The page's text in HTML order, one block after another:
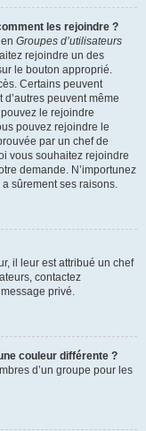
les rejoindre ?
Groupes d’utilisateurs
rejoindre un des
le bouton approprié.
Certains peuvent
peuvent même
le rejoindre
pouvez rejoindre le
par un chef de
vous souhaitez rejoindre
demande. N’importunez
sûrement ses raisons.
il leur est attribué un chef
contactez
privé.
couleur différente ?
d’un groupe pour les